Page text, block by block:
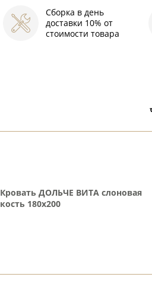
Сборка в день
доставки 10% от
стоимости товара
Кровать ДОЛЬЧЕ ВИТА слоновая
кость 180х200